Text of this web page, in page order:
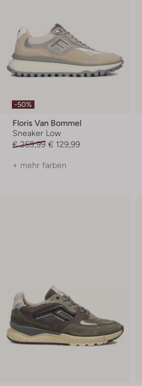
-50%
Floris Van Bommel
Sneaker Low
€ 259,99 € 129,99
+ mehr farben